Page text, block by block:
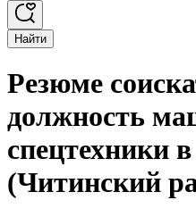
Найти
Резюме
должность
спецтехники
(Читинский